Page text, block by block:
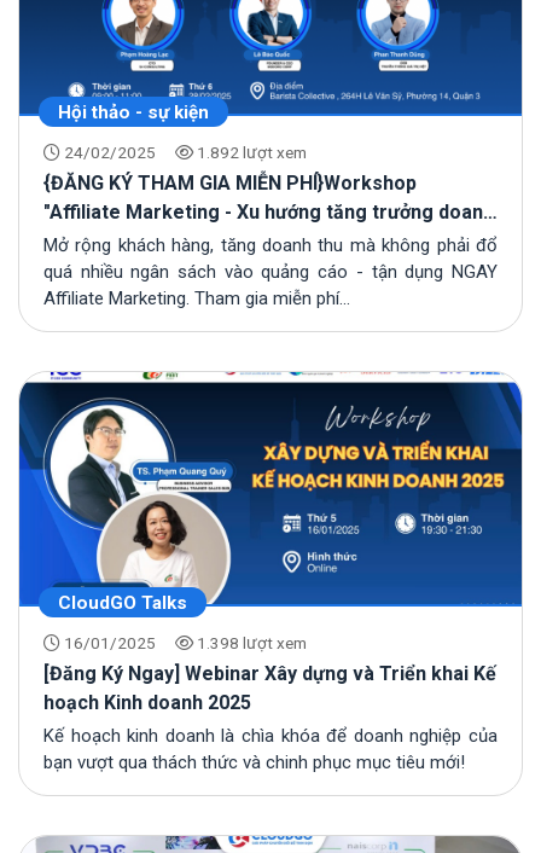
Hội thảo - sự kiện
24/02/2025 1.892 lượt xem
{ĐĂNG KÝ THAM GIA MIỄN PHÍ}Workshop
"Affiliate Marketing - Xu hướng tăng trưởng doanh
nghiệp"
Mở rộng khách hàng, tăng doanh thu mà không phải đổ
quá nhiều ngân sách vào quảng cáo - tận dụng NGAY
Affiliate Marketing. Tham gia miễn phí...
CloudGO Talks
16/01/2025 1.398 lượt xem
[Đăng Ký Ngay] Webinar Xây dựng và Triển khai Kế
hoạch Kinh doanh 2025
Kế hoạch kinh doanh là chìa khóa để doanh nghiệp của
bạn vượt qua thách thức và chinh phục mục tiêu mới!